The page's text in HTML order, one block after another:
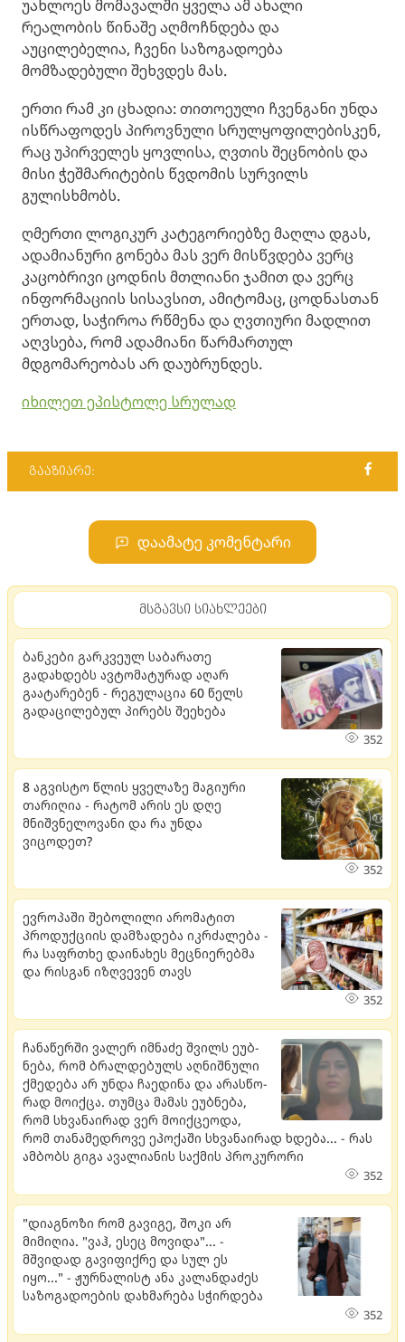
უახლოეს მომავალში ყველა ამ ახალი
რეალობის წინაშე აღმოჩნდება და
აუცილებელია, ჩვენი საზოგადოება
მომზადებული შეხვდეს მას.
ერთი რამ კი ცხადია: თითოეული ჩვენგანი უნდა
ისწრაფოდეს პიროვნული სრულყოფილებისკენ,
რაც უპირველეს ყოვლისა, ღვთის შეცნობის და
მისი ჭეშმარიტების წვდომის სურვილს
გულისხმობს.
ღმერთი ლოგიკურ კატეგორიებზე მაღლა დგას,
ადამიანური გონება მას ვერ მისწვდება ვერც
კაცობრივი ცოდნის მთლიანი ჯამით და ვერც
ინფორმაციის სისავსით, ამიტომაც, ცოდნასთან
ერთად, საჭიროა რწმენა და ღვთიური მადლით
აღვსება, რომ ადამიანი წარმართულ
მდგომარეობას არ დაუბრუნდეს.
იხილეთ ეპისტოლე სრულად
გააზიარე:
დაამატე კომენტარი
მსგავსი სიახლეები
ბანკები გარკვეულ საბარათე
გადახდებს ავტომატურად აღარ
გაატარებენ - რეგულაცია 60 წელს
გადაცილებულ პირებს შეეხება
352
8 აგვისტო წლის ყველაზე მაგიური
თარიღია - რატომ არის ეს დღე
მნიშვნელოვანი და რა უნდა
ვიცოდეთ?
352
ევროპაში შებოლილი არომატით
პროდუქციის დამზადება იკრძალება -
რა საფრთხე დაინახეს მეცნიერებმა
და რისგან იზღვევენ თავს
352
ჩა­ნა­წერ­ში ვა­ლერ იმ­ნა­ძე შვილს ეუბ­
ნე­ბა, რომ ბრალ­დე­ბულს აღ­ნიშ­ნუ­ლი
ქმე­დე­ბა არ უნდა ჩა­ე­დი­ნა და არას­წო­
რად მო­იქ­ცა. თუმ­ცა მა­მას ეუბ­ნე­ბა,
რომ სხვა­ნა­ი­რად ვერ მო­იქ­ცე­ო­და,
რომ თა­ნა­მედ­რო­ვე ეპო­ქა­ში სხვა­ნა­ი­რად ხდე­ბა... - რას
ამბობს გიგა ავალიანის საქმის პროკურორი
352
"დიაგნოზი რომ გავიგე, შოკი არ
მიმიღია. "ვაჰ, ესეც მოვიდა"... -
მშვიდად გავიფიქრე და სულ ეს
იყო..." - ჟურნალისტ ანა კალანდაძეს
საზოგადოების დახმარება სჭირდება
352